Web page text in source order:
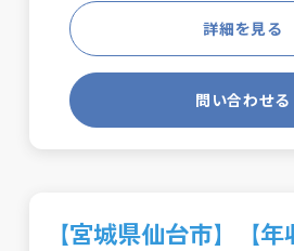
詳細を見る
問い合わせる
【宮城県仙台市】【